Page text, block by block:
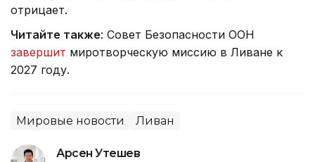
отрицает.
Читайте также: Совет Безопасности ООН
завершит миротворческую миссию в Ливане к
2027 году.
Мировые новости Ливан
Арсен Утешев